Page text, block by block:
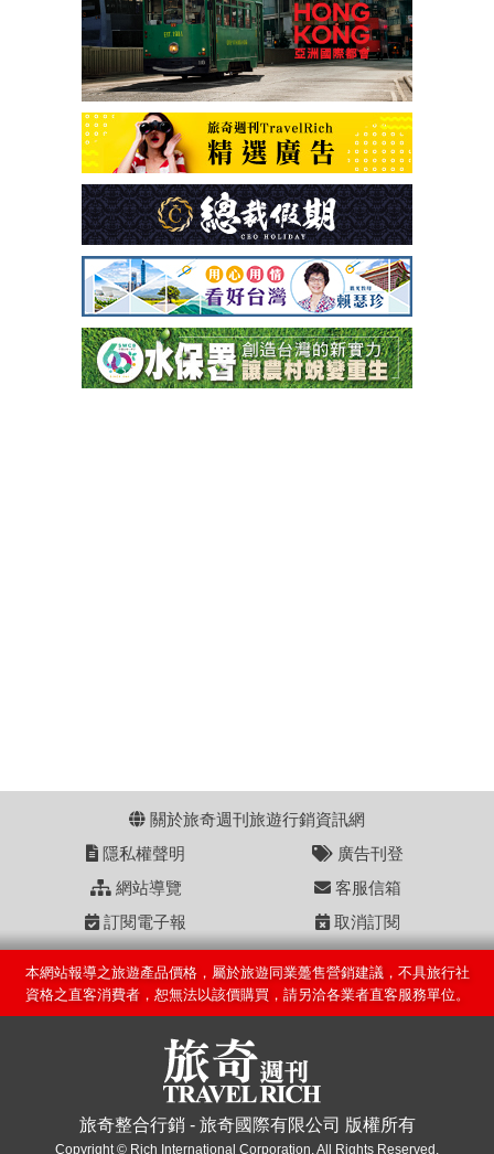
關於旅奇週刊旅遊行銷資訊網
隱私權聲明
廣告刊登
網站導覽
客服信箱
訂閱電子報
取消訂閱
本網站報導之旅遊產品價格，屬於旅遊同業躉售營銷建議，不具旅行社
資格之直客消費者，恕無法以該價購買，請另洽各業者直客服務單位。
旅奇整合行銷 - 旅奇國際有限公司 版權所有
Copyright © Rich International Corporation. All Rights Reserved.